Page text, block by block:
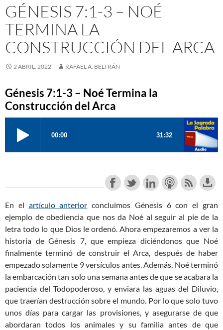
GÉNESIS 7:1-3 – NOÉ
TERMINA LA
CONSTRUCCIÓN DEL ARCA
2 ABRIL, 2022 RAFAEL A. BELTRÁN
Génesis 7:1-3 – Noé Termina la
Construcción del Arca
En el artículo anterior concluimos Génesis 6con el gran
ejemplo de obediencia que nos da Noé al seguir al pie de la
letra todo lo que Dios le ordenó. Ahora empezaremos a ver la
historia de Génesis 7, que empieza diciéndonos que Noé
finalmente terminó de construir el Arca, después de haber
empezado solamente 9 versículos antes. Además, Noé terminó
la embarcación tan solo una semana antes de que se acabara la
paciencia del Todopoderoso, y enviara las aguas del Diluvio,
que traerían destrucción sobre el mundo. Por lo que solo tuvo
unos días para cargar las provisiones, y asegurarse de que
abordaran todos los animales y su familia antes de que